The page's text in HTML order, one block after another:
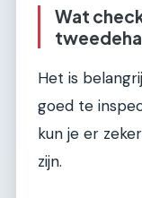
Wat
Het is
goed te
kun je er
zijn.